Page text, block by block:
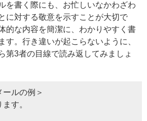
を書く際にも、お忙しいなかわざわ
に対する敬意を示すことが大切で
的な内容を簡潔に、わかりやすく書
す。行き違いが起こらないように、
第3者の目線で読み返してみましょ
ールの例＞
す。